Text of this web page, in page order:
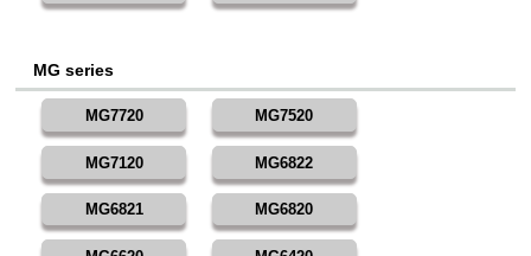
MG series
MG7720 MG7520
MG7120 MG6822
MG6821 MG6820